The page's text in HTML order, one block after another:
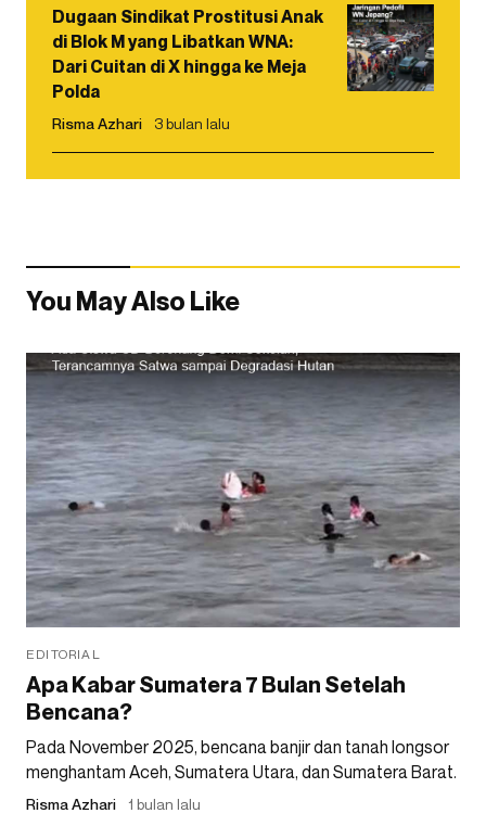
Dugaan Sindikat Prostitusi Anak
di Blok M yang Libatkan WNA:
Dari Cuitan di X hingga ke Meja
Polda
Risma Azhari 3 bulan lalu
You May Also Like
EDITORIAL
Apa Kabar Sumatera 7 Bulan Setelah
Bencana?
Pada November 2025, bencana banjir dan tanah longsor
menghantam Aceh, Sumatera Utara, dan Sumatera Barat.
Risma Azhari 1 bulan lalu